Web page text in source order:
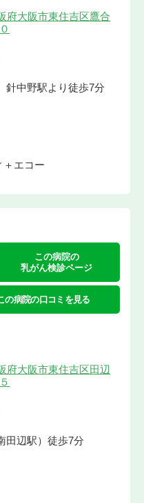
府大阪市東住吉区鷹合
中野駅より徒歩7分
＋エコー
この病院の
乳がん検診ページ
の病院の口コミを見る
府大阪市東住吉区田辺
辺駅）徒歩7分